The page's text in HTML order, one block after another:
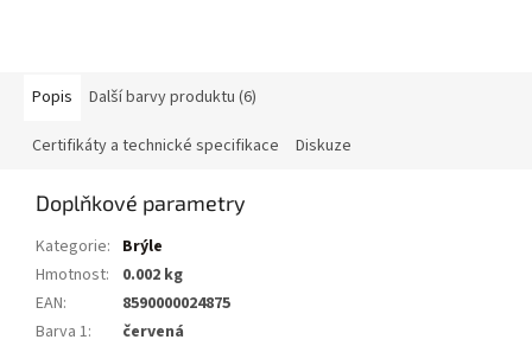
Popis Další barvy produktu (6)
Certifikáty a technické specifikace Diskuze
Doplňkové parametry
Kategorie: Brýle
Hmotnost:
0.002 kg
EAN:
8590000024875
Barva 1:
červená